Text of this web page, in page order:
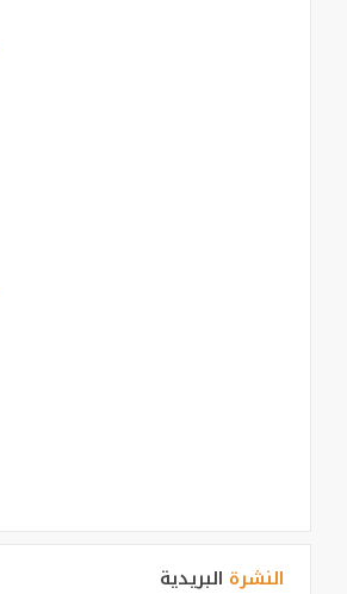
النشرة البريدية